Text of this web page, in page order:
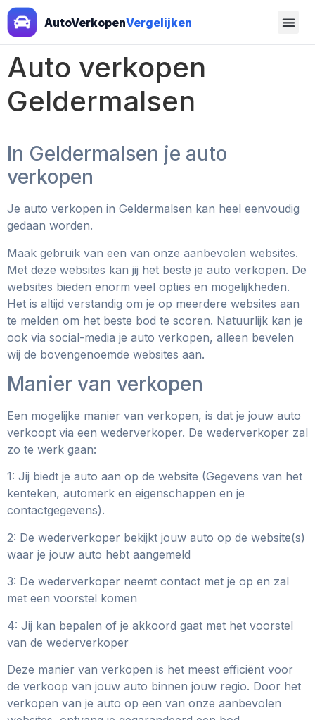
AutoVerkopenVergelijken
Auto verkopen
Geldermalsen
In Geldermalsen je auto
verkopen
Je auto verkopen in Geldermalsen kan heel eenvoudig
gedaan worden.
Maak gebruik van een van onze aanbevolen websites.
Met deze websites kan jij het beste je auto verkopen. De
websites bieden enorm veel opties en mogelijkheden.
Het is altijd verstandig om je op meerdere websites aan
te melden om het beste bod te scoren. Natuurlijk kan je
ook via social-media je auto verkopen, alleen bevelen
wij de bovengenoemde websites aan.
Manier van verkopen
Een mogelijke manier van verkopen, is dat je jouw auto
verkoopt via een wederverkoper. De wederverkoper zal
zo te werk gaan:
1: Jij biedt je auto aan op de website (Gegevens van het
kenteken, automerk en eigenschappen en je
contactgegevens).
2: De wederverkoper bekijkt jouw auto op de website(s)
waar je jouw auto hebt aangemeld
3: De wederverkoper neemt contact met je op en zal
met een voorstel komen
4: Jij kan bepalen of je akkoord gaat met het voorstel
van de wederverkoper
Deze manier van verkopen is het meest efficiënt voor
de verkoop van jouw auto binnen jouw regio. Door het
verkopen van je auto op een van onze aanbevolen